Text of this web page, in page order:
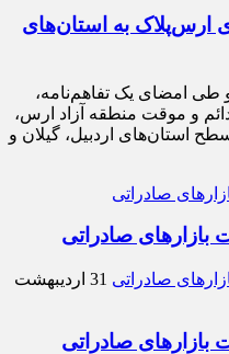
ارس‌پلاک به استان‌های
و طی امضای یک تفاهم‌نامه،
و موقت منطقه آزاد ارس،
استان‌های اردبیل، گیلان و
بازارهای صادراتی
31 اردیبهشت
بازارهای صادراتی